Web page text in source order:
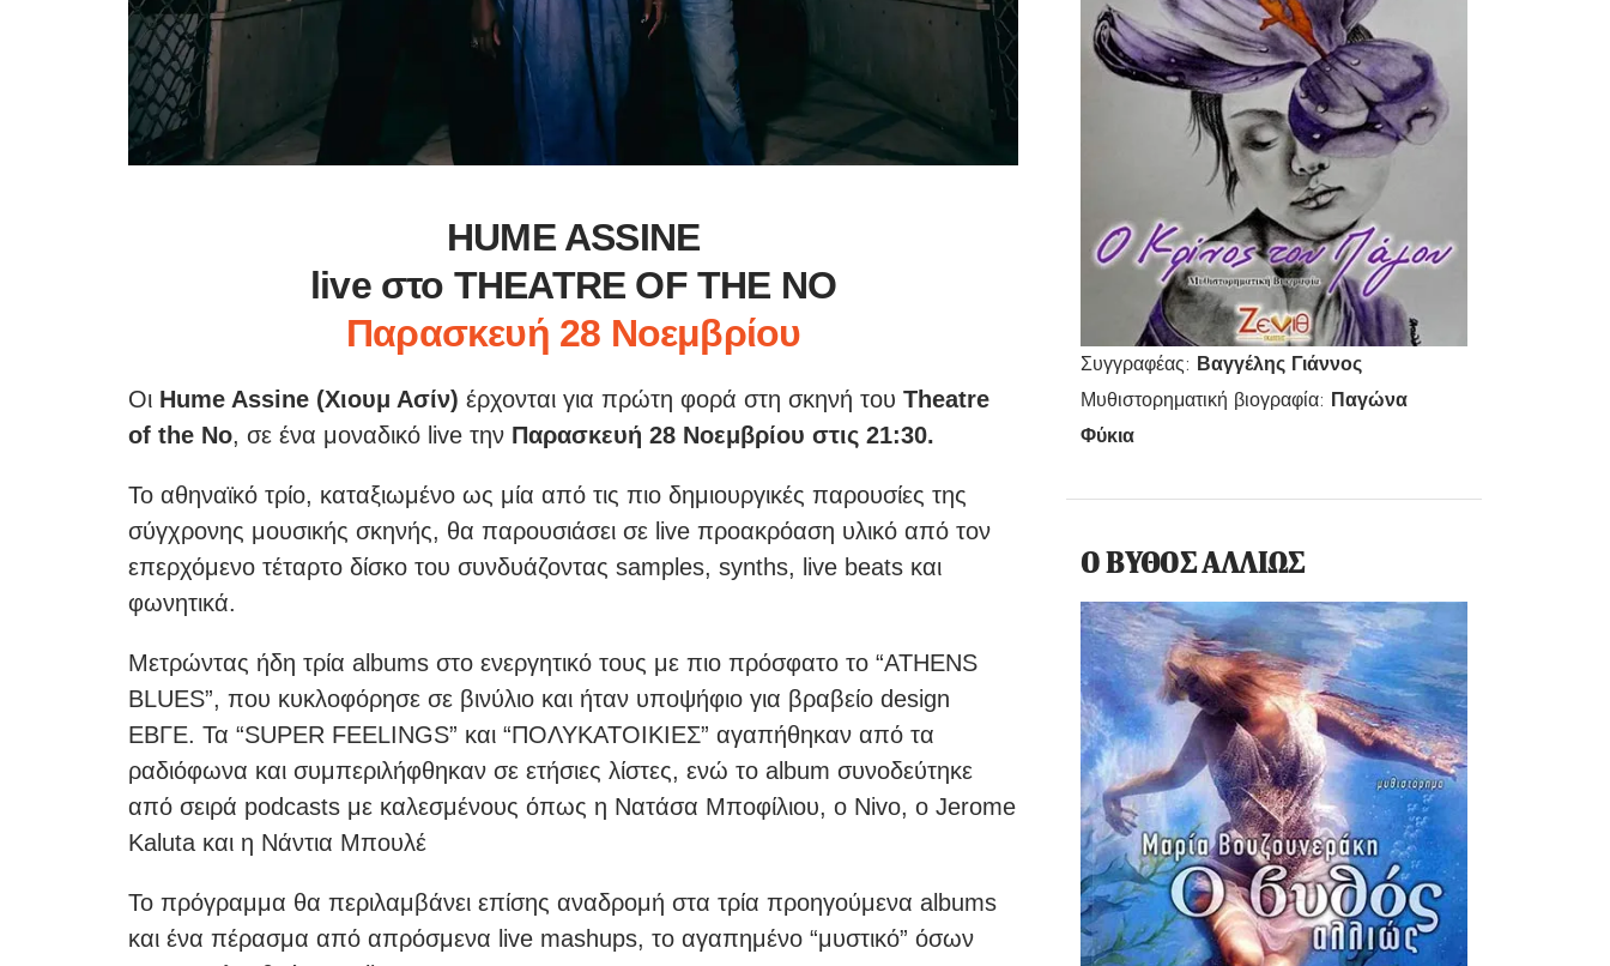
Συγγραφέας: Βαγγέλης Γιάννος
Μυθιστορηματική βιογραφία: Παγώνα
Φύκια
Ο ΒΥΘΟΣ ΑΛΛΙΩΣ
HUME ASSINE
live στο THEATRE OF THE NO
Παρασκευή 28 Νοεμβρίου
Οι Hume Assine (Χιουμ Ασίν) έρχονται για πρώτη φορά στη σκηνή του Theatre
of the No, σε ένα μοναδικό live την Παρασκευή 28 Νοεμβρίου στις 21:30.
Το αθηναϊκό τρίο, καταξιωμένο ως μία από τις πιο δημιουργικές παρουσίες της
σύγχρονης μουσικής σκηνής, θα παρουσιάσει σε live προακρόαση υλικό από τον
επερχόμενο τέταρτο δίσκο του συνδυάζοντας samples, synths, live beats και
φωνητικά.
Μετρώντας ήδη τρία albums στο ενεργητικό τους με πιο πρόσφατο το “ATHENS
BLUES”, που κυκλοφόρησε σε βινύλιο και ήταν υποψήφιο για βραβείο design
ΕΒΓΕ. Τα “SUPER FEELINGS” και “ΠΟΛΥΚΑΤΟΙΚΙΕΣ” αγαπήθηκαν από τα
ραδιόφωνα και συμπεριλήφθηκαν σε ετήσιες λίστες, ενώ το album συνοδεύτηκε
από σειρά podcasts με καλεσμένους όπως η Νατάσα Μποφίλιου, ο Nivo, ο Jerome
Kaluta και η Νάντια Μπουλέ
Το πρόγραμμα θα περιλαμβάνει επίσης αναδρομή στα τρία προηγούμενα albums
και ένα πέρασμα από απρόσμενα live mashups, το αγαπημένο “μυστικό” όσων